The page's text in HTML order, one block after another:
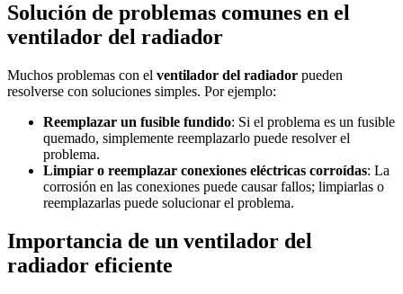
Solución de problemas comunes en el
ventilador del radiador
Muchos problemas con el ventilador del radiador pueden
resolverse con soluciones simples. Por ejemplo:
Reemplazar un fusible fundido: Si el problema es un fusible
quemado, simplemente reemplazarlo puede resolver el
problema.
Limpiar o reemplazar conexiones eléctricas corroídas: La
corrosión en las conexiones puede causar fallos; limpiarlas o
reemplazarlas puede solucionar el problema.
Importancia de un ventilador del
radiador eficiente